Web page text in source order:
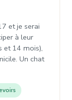
et je serai
à leur
et 14 mois),
Un chat